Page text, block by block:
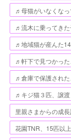
♬母猫がいなくな
♬流木に乗ってき
♬地域猫が産んた
♬軒下で見つかっ
♬倉庫で保護され
♬キジ猫３匹、譲渡
里親さまからの成
花園TNR、15匹以上